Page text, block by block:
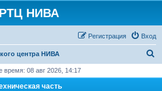
РТЦ НИВА
Вход
Регистрация
центра НИВА
время: 08 авг 2026, 14:17
часть